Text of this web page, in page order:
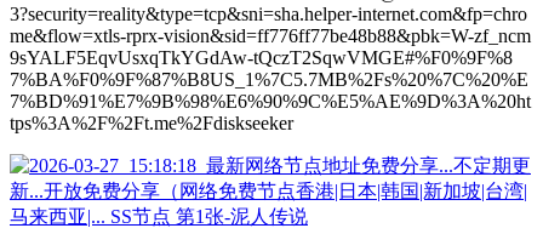
3?security=reality&type=tcp&sni=sha.helper-internet.com&fp=chro
me&flow=xtls-rprx-vision&sid=ff776ff77be48b88&pbk=W-zf_ncm
9sYALF5EqvUsxqTkYGdAw-tQczT2SqwVMGE#%F0%9F%8
7%BA%F0%9F%87%B8US_1%7C5.7MB%2Fs%20%7C%20%E
7%BD%91%E7%9B%98%E6%90%9C%E5%AE%9D%3A%20ht
tps%3A%2F%2Ft.me%2Fdiskseeker